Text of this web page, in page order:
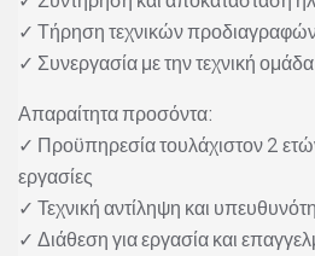
✓ Τήρηση τεχνικών
✓ Συνεργασία με την τεχνική
Απαραίτητα προσόντα:
✓ Προϋπηρεσία τουλάχιστον 2
εργασίες
✓ Τεχνική αντίληψη και
✓ Διάθεση για εργασία και